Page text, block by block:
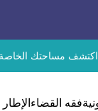
اكتشف مساحتك الخاصة
فقه القضاء